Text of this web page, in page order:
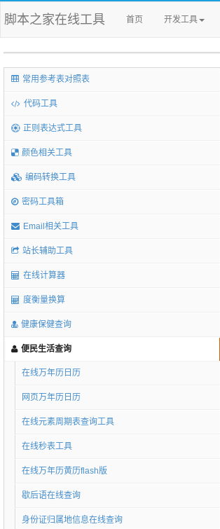
脚本之家在线工具 首页 开发工具
常用参考表对照表
代码工具
正则表达式工具
颜色相关工具
编码转换工具
密码工具箱
Email相关工具
站长辅助工具
在线计算器
度衡量换算
健康保健查询
便民生活查询
在线万年历日历
网页万年历日历
在线元素周期表查询工具
在线秒表工具
在线万年历黄历flash版
歇后语在线查询
身份证归属地信息在线查询